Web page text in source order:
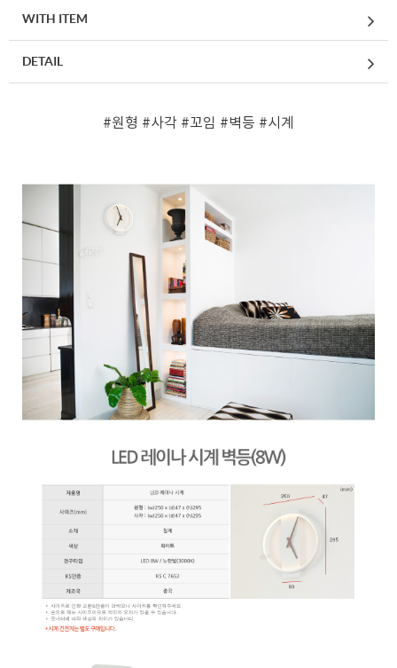
페이코 ID로 페
PAYCO 바로구매
WITH ITEM
DETAIL
#원형 #사각 #꼬임 #벽등 #시계